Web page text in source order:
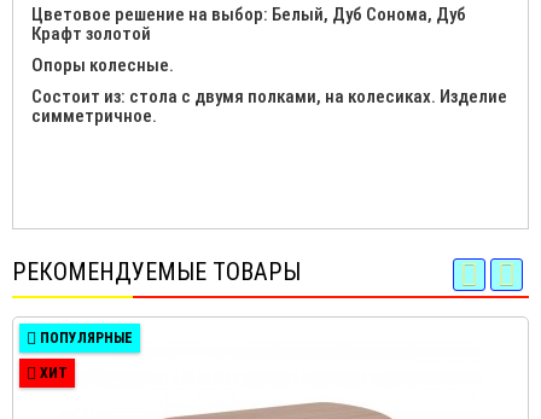
Цветовое решение на выбор: Белый, Дуб Сонома, Дуб
Крафт золотой
Опоры колесные.
Состоит из: стола с двумя полками, на колесиках. Изделие
симметричное.
РЕКОМЕНДУЕМЫЕ ТОВАРЫ
ПОПУЛЯРНЫЕ
ХИТ